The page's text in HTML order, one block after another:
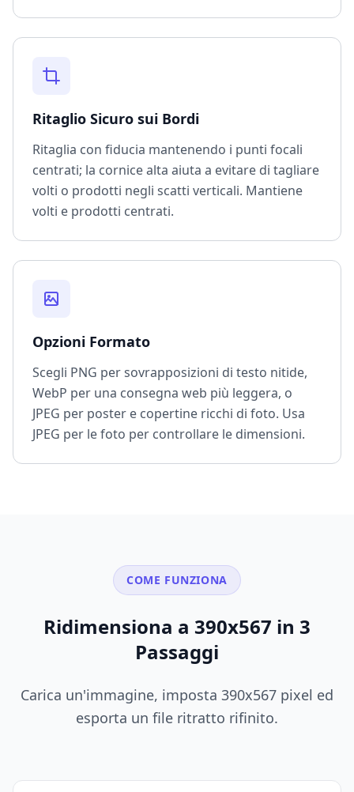
Ritaglio Sicuro sui Bordi
Ritaglia con fiducia mantenendo i punti focali
centrati; la cornice alta aiuta a evitare di tagliare
volti o prodotti negli scatti verticali. Mantiene
volti e prodotti centrati.
Opzioni Formato
Scegli PNG per sovrapposizioni di testo nitide,
WebP per una consegna web più leggera, o
JPEG per poster e copertine ricchi di foto. Usa
JPEG per le foto per controllare le dimensioni.
COME FUNZIONA
Ridimensiona a 390x567 in 3
Passaggi
Carica un'immagine, imposta 390x567 pixel ed
esporta un file ritratto rifinito.